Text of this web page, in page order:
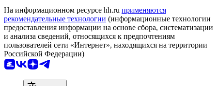
На информационном ресурсе hh.ru применяются
рекомендательные технологии (информационные технологии
предоставления информации на основе сбора, систематизации
и анализа сведений, относящихся к предпочтениям
пользователей сети «Интернет», находящихся на территории
Российской Федерации)